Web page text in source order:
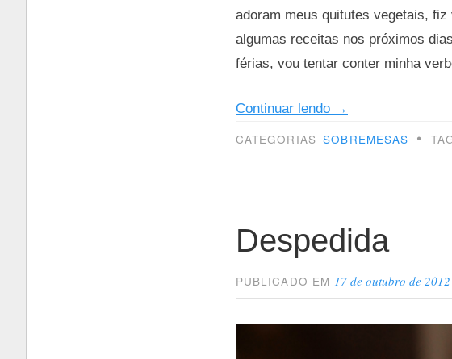
adoram meus quitutes vegetais,
algumas receitas nos próximos
férias, vou tentar conter minha
Continuar lendo “Perfeito
pra
→
CATEGORIAS SOBREMESAS •
Despedida
PUBLICADO EM 17 de outubro de 2012